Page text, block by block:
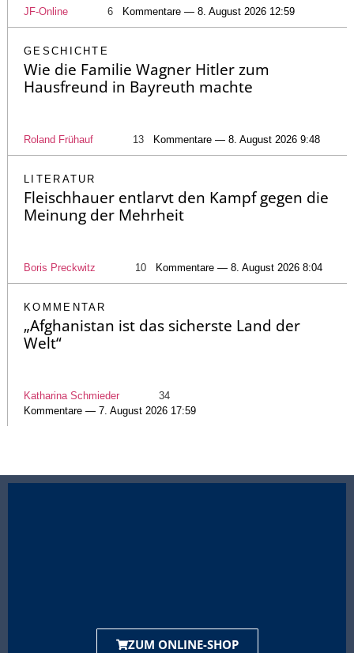
JF-Online 6 Kommentare — 8. August 2026 12:59
GESCHICHTE
Wie die Familie Wagner Hitler zum
Hausfreund in Bayreuth machte
Roland Frühauf 13 Kommentare — 8. August 2026 9:48
LITERATUR
Fleischhauer entlarvt den Kampf gegen die
Meinung der Mehrheit
Boris Preckwitz 10 Kommentare — 8. August 2026 8:04
KOMMENTAR
„Afghanistan ist das sicherste Land der
Welt“
Katharina Schmieder
34
Kommentare — 7. August 2026 17:59
ZUM ONLINE-SHOP